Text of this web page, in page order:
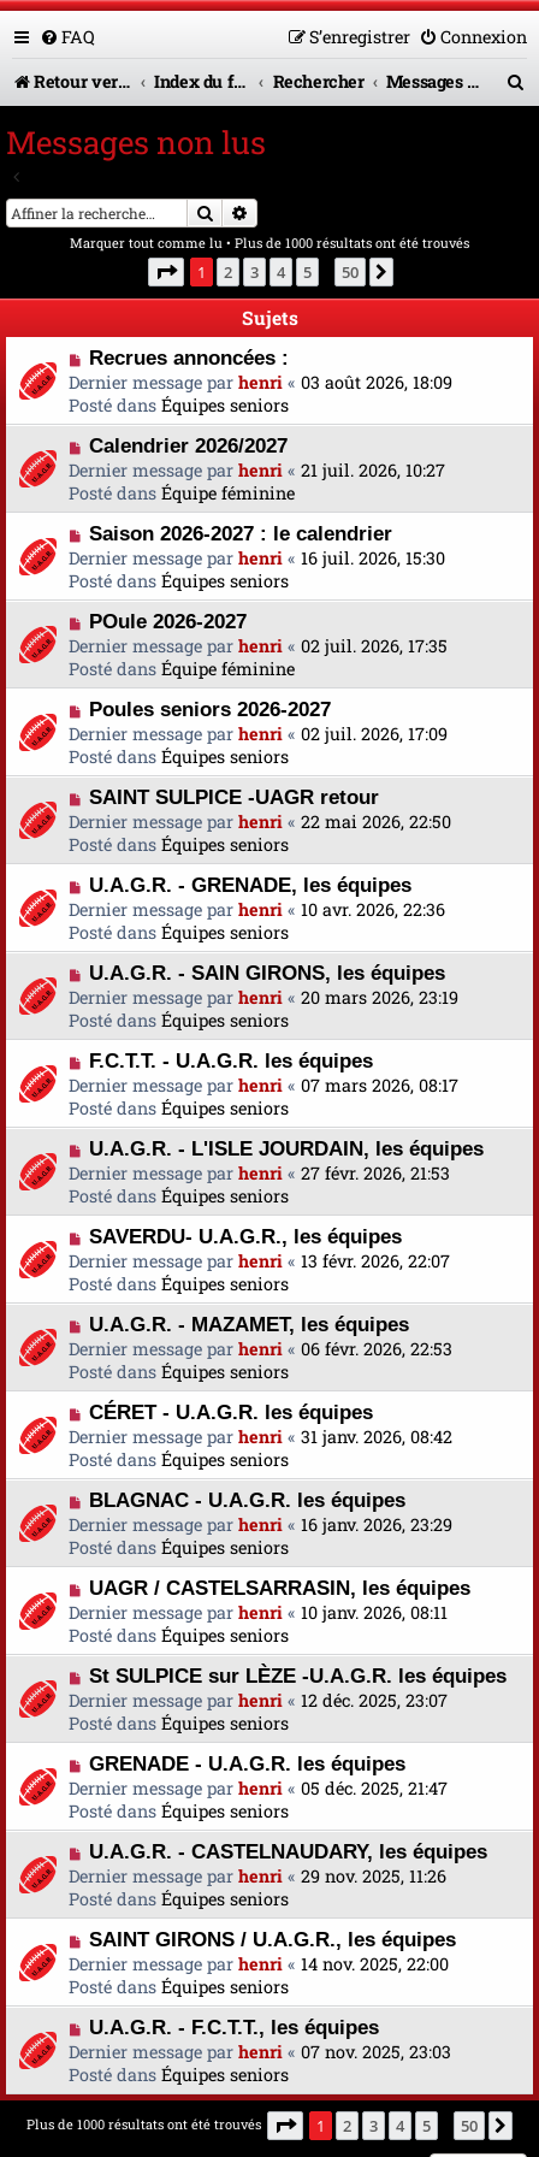
FAQ Connexion
S’enregistrer
Retour vers le site U.A.G.R.
Index du forum Rechercher Messages non lus
c
h
Messages non lus
Rechercher
Marquer tout comme lu • Plus de 1000 résultats ont été trouvés
Page 1sur50
1 2 3 4 5 50
Sujets
N
o
u
v
e
a
u
m
e
s
s
a
g
e
Recrues annoncées :
Dernier message par henri « 03 août 2026, 18:09
Posté dans Équipes seniors
N
o
u
v
e
a
u
m
e
s
s
a
g
e
Calendrier 2026/2027
Dernier message par henri « 21 juil. 2026, 10:27
Posté dans Équipe féminine
N
o
u
v
e
a
u
m
e
s
s
a
g
e
Saison 2026-2027 : le calendrier
Dernier message par henri « 16 juil. 2026, 15:30
Posté dans Équipes seniors
N
o
u
v
e
a
u
m
e
s
s
a
g
e
POule 2026-2027
Dernier message par henri « 02 juil. 2026, 17:35
Posté dans Équipe féminine
N
o
u
v
e
a
u
m
e
s
s
a
g
e
Poules seniors 2026-2027
Dernier message par henri « 02 juil. 2026, 17:09
Posté dans Équipes seniors
N
o
u
v
e
a
u
m
e
s
s
a
g
e
SAINT SULPICE -UAGR retour
Dernier message par henri « 22 mai 2026, 22:50
Posté dans Équipes seniors
N
o
u
v
e
a
u
m
e
s
s
a
g
e
U.A.G.R. - GRENADE, les équipes
Dernier message par henri « 10 avr. 2026, 22:36
Posté dans Équipes seniors
N
o
u
v
e
a
u
m
e
s
s
a
g
e
U.A.G.R. - SAIN GIRONS, les équipes
Dernier message par henri « 20 mars 2026, 23:19
Posté dans Équipes seniors
N
o
u
v
e
a
u
m
e
s
s
a
g
e
F.C.T.T. - U.A.G.R. les équipes
Dernier message par henri « 07 mars 2026, 08:17
Posté dans Équipes seniors
N
o
u
v
e
a
u
m
e
s
s
a
g
e
U.A.G.R. - L'ISLE JOURDAIN, les équipes
Dernier message par henri « 27 févr. 2026, 21:53
Posté dans Équipes seniors
N
o
u
v
e
a
u
m
e
s
s
a
g
e
SAVERDU- U.A.G.R., les équipes
Dernier message par henri « 13 févr. 2026, 22:07
Posté dans Équipes seniors
N
o
u
v
e
a
u
m
e
s
s
a
g
e
U.A.G.R. - MAZAMET, les équipes
Dernier message par henri « 06 févr. 2026, 22:53
Posté dans Équipes seniors
N
o
u
v
e
a
u
m
e
s
s
a
g
e
CÉRET - U.A.G.R. les équipes
Dernier message par henri « 31 janv. 2026, 08:42
Posté dans Équipes seniors
N
o
u
v
e
a
u
m
e
s
s
a
g
e
BLAGNAC - U.A.G.R. les équipes
Dernier message par henri « 16 janv. 2026, 23:29
Posté dans Équipes seniors
N
o
u
v
e
a
u
m
e
s
s
a
g
e
UAGR / CASTELSARRASIN, les équipes
Dernier message par henri « 10 janv. 2026, 08:11
Posté dans Équipes seniors
N
o
u
v
e
a
u
m
e
s
s
a
g
e
St SULPICE sur LÈZE -U.A.G.R. les équipes
Dernier message par henri « 12 déc. 2025, 23:07
Posté dans Équipes seniors
N
o
u
v
e
a
u
m
e
s
s
a
g
e
GRENADE - U.A.G.R. les équipes
Dernier message par henri « 05 déc. 2025, 21:47
Posté dans Équipes seniors
N
o
u
v
e
a
u
m
e
s
s
a
g
U.A.G.R. - CASTELNAUDARY, les équipes
Dernier message par henri « 29 nov. 2025, 11:26
Posté dans Équipes seniors
N
o
u
v
e
a
u
m
e
SAINT GIRONS / U.A.G.R., les équipes
Dernier message par henri « 14 nov. 2025, 22:00
Posté dans Équipes seniors
N
o
u
v
e
U.A.G.R. - F.C.T.T., les équipes
Dernier message par henri « 07 nov. 2025, 23:03
Posté dans Équipes seniors
Plus de 1000 résultats ont été trouvés Page 1sur50
1 2 3 4 5 50